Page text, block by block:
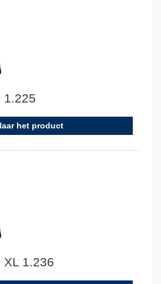
1.225
het product
XL 1.236